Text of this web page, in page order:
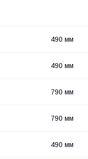
490 мм
490 мм
790 мм
790 мм
490 мм